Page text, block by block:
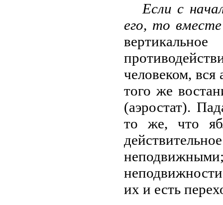
Если с
его, то
человеком, вся
того же
(аэростат).
то же, что
их и есть